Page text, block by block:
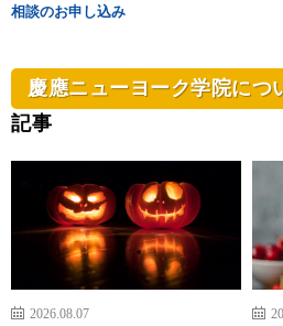
相談のお申し込み
慶應ニューヨーク学院につ
記事
2026.08.07